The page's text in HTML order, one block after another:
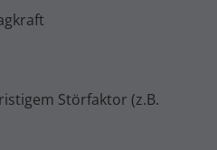
Störfaktor (z.B.